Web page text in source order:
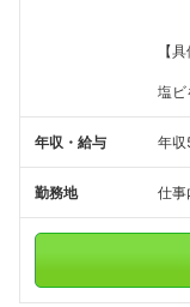
【
塩ビ
年収・給与 年
勤務地 仕事